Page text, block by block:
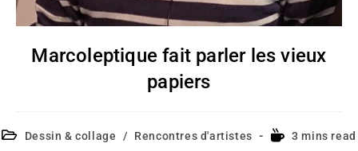
Marcoleptique fait parler les vieux
papiers
Dessin & collage / Rencontres d'artistes 3 mins read